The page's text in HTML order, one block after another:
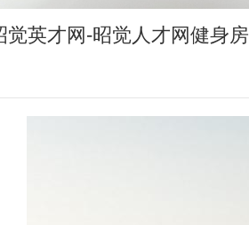
英才网-昭觉人才网健身